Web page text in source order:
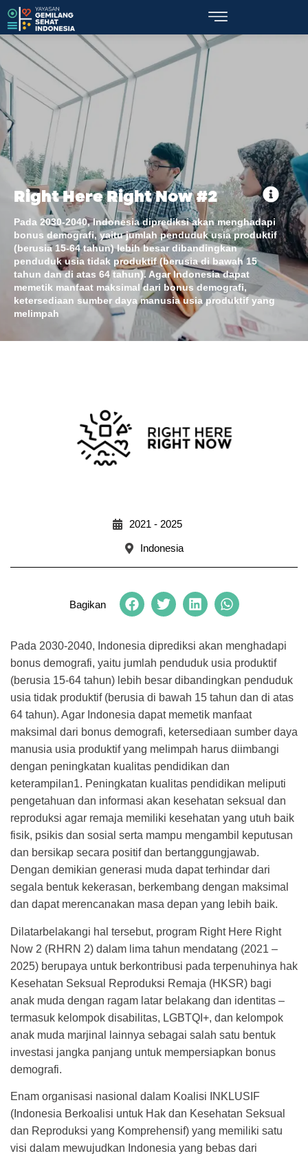
Right Here Right Now #2
Pada 2030-2040, Indonesia diprediksi akan menghadapi
bonus demografi, yaitu jumlah penduduk usia produktif
(berusia 15-64 tahun) lebih besar dibandingkan
penduduk usia tidak produktif (berusia di bawah 15
tahun dan di atas 64 tahun). Agar Indonesia dapat
memetik manfaat maksimal dari bonus demografi,
ketersediaan sumber daya manusia usia produktif yang
melimpah
2021 - 2025
Indonesia
Bagikan
Pada 2030-2040, Indonesia diprediksi akan menghadapi
bonus demografi, yaitu jumlah penduduk usia produktif
(berusia 15-64 tahun) lebih besar dibandingkan penduduk
usia tidak produktif (berusia di bawah 15 tahun dan di atas
64 tahun). Agar Indonesia dapat memetik manfaat
maksimal dari bonus demografi, ketersediaan sumber daya
manusia usia produktif yang melimpah harus diimbangi
dengan peningkatan kualitas pendidikan dan
keterampilan1. Peningkatan kualitas pendidikan meliputi
pengetahuan dan informasi akan kesehatan seksual dan
reproduksi agar remaja memiliki kesehatan yang utuh baik
fisik, psikis dan sosial serta mampu mengambil keputusan
dan bersikap secara positif dan bertanggungjawab.
Dengan demikian generasi muda dapat terhindar dari
segala bentuk kekerasan, berkembang dengan maksimal
dan dapat merencanakan masa depan yang lebih baik.
Dilatarbelakangi hal tersebut, program Right Here Right
Now 2 (RHRN 2) dalam lima tahun mendatang (2021 –
2025) berupaya untuk berkontribusi pada terpenuhinya hak
Kesehatan Seksual Reproduksi Remaja (HKSR) bagi
anak muda dengan ragam latar belakang dan identitas –
termasuk kelompok disabilitas, LGBTQI+, dan kelompok
anak muda marjinal lainnya sebagai salah satu bentuk
investasi jangka panjang untuk mempersiapkan bonus
demografi.
Enam organisasi nasional dalam Koalisi INKLUSIF
(Indonesia Berkoalisi untuk Hak dan Kesehatan Seksual
dan Reproduksi yang Komprehensif) yang memiliki satu
visi dalam mewujudkan Indonesia yang bebas dari